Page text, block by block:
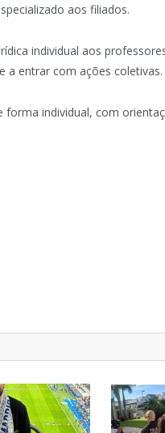
aos filiados.
individual aos
a entrar com ações coletivas.
individual, com